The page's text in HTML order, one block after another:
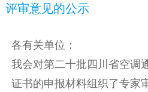
评审意见的公示
各有关单位：
我会对第二十批四川省空调
证书的申报材料组织了专家